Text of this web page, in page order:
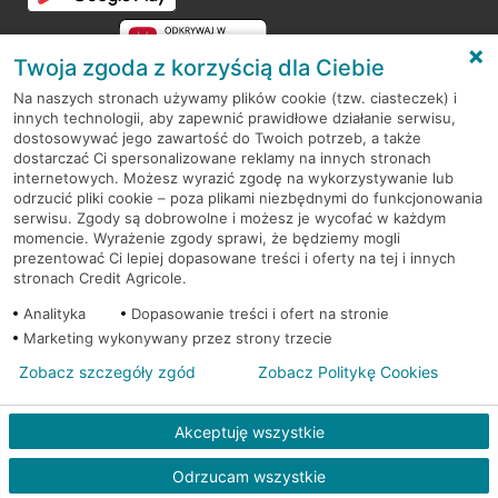
RODO
Regulamin serwisu
Mapa serwisu
PolitykaCookies
© 2026 Credit Agricole Bank Polska S.A. Wszelkie prawa zastrzeżone
Twoja zgoda z korzyścią dla Ciebie
Na naszych stronach używamy plików cookie (tzw. ciasteczek) i
innych technologii, aby zapewnić prawidłowe działanie serwisu,
dostosowywać jego zawartość do Twoich potrzeb, a także
dostarczać Ci spersonalizowane reklamy na innych stronach
internetowych. Możesz wyrazić zgodę na wykorzystywanie lub
odrzucić pliki cookie – poza plikami niezbędnymi do funkcjonowania
serwisu. Zgody są dobrowolne i możesz je wycofać w każdym
momencie. Wyrażenie zgody sprawi, że będziemy mogli
prezentować Ci lepiej dopasowane treści i oferty na tej i innych
stronach Credit Agricole.
Analityka
Dopasowanie treści i ofert na stronie
Marketing wykonywany przez strony trzecie
Akceptuję wszystkie
Odrzucam wszystkie
Zobacz szczegóły zgód Zobacz Politykę Cookies